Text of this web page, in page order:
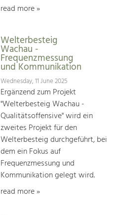
read more »
Welterbesteig
Wachau -
Frequenzmessung
und Kommunikation
Wednesday, 11 June 2025
Ergänzend zum Projekt
"Welterbesteig Wachau -
Qualitätsoffensive" wird ein
zweites Projekt für den
Welterbesteig durchgeführt, bei
dem ein Fokus auf
Frequenzmessung und
Kommunikation gelegt wird.
read more »